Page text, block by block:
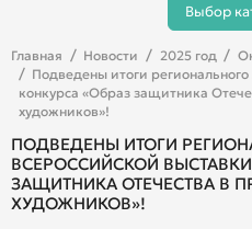
Выбор
Главная Новости 2025 год
Подведены итоги
конкурса «Образ защитника
художников»!
ПОДВЕДЕНЫ ИТОГИ
ВСЕРОССИЙСКОЙ
ЗАЩИТНИКА ОТЕЧЕСТВА В
ХУДОЖНИКОВ»!